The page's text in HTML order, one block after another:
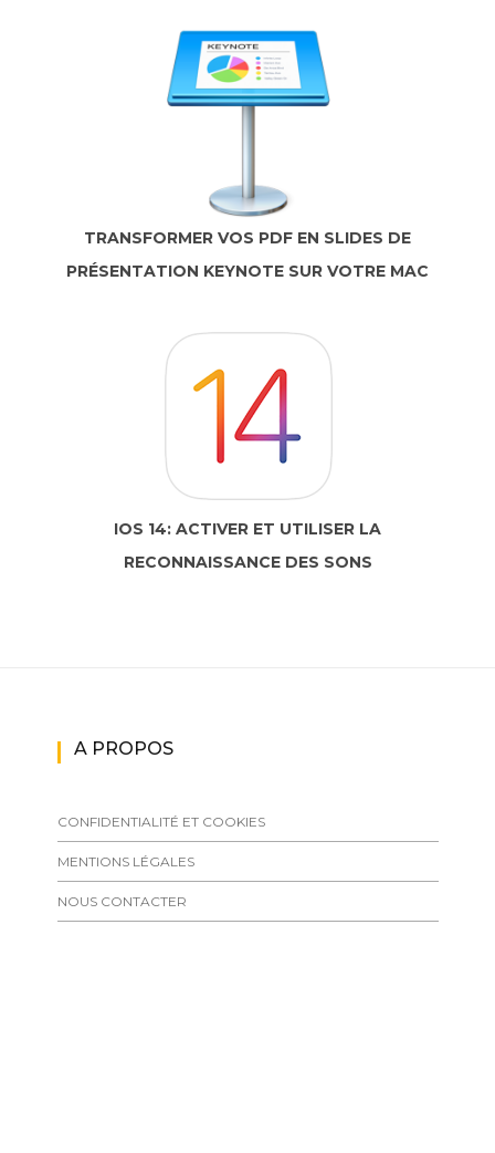
TRANSFORMER VOS PDF EN SLIDES DE
PRÉSENTATION KEYNOTE SUR VOTRE MAC
IOS 14: ACTIVER ET UTILISER LA
RECONNAISSANCE DES SONS
A PROPOS
CONFIDENTIALITÉ ET COOKIES
MENTIONS LÉGALES
NOUS CONTACTER